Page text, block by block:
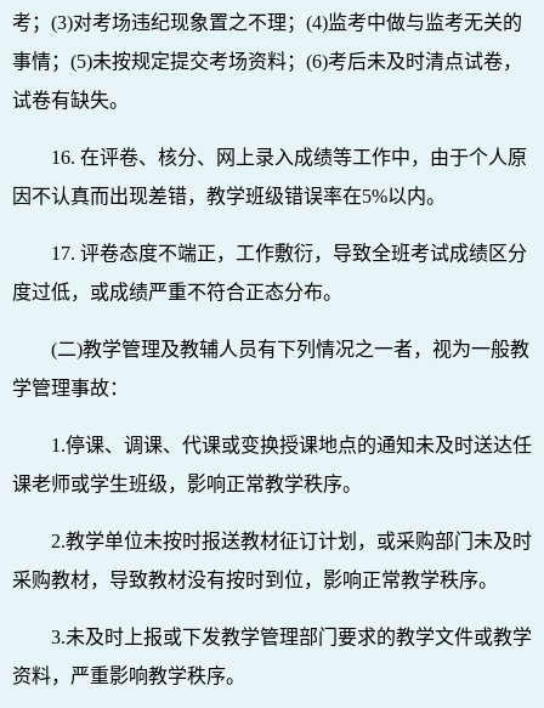
考；(3)对考场违纪现象置之不理；(4)监考中做与监考无关的
事情；(5)未按规定提交考场资料；(6)考后未及时清点试卷，
试卷有缺失。
16. 在评卷、核分、网上录入成绩等工作中，由于个人原
因不认真而出现差错，教学班级错误率在5%以内。
17. 评卷态度不端正，工作敷衍，导致全班考试成绩区分
度过低，或成绩严重不符合正态分布。
(二)教学管理及教辅人员有下列情况之一者，视为一般教
学管理事故：
1.停课、调课、代课或变换授课地点的通知未及时送达任
课老师或学生班级，影响正常教学秩序。
2.教学单位未按时报送教材征订计划，或采购部门未及时
采购教材，导致教材没有按时到位，影响正常教学秩序。
3.未及时上报或下发教学管理部门要求的教学文件或教学
资料，严重影响教学秩序。